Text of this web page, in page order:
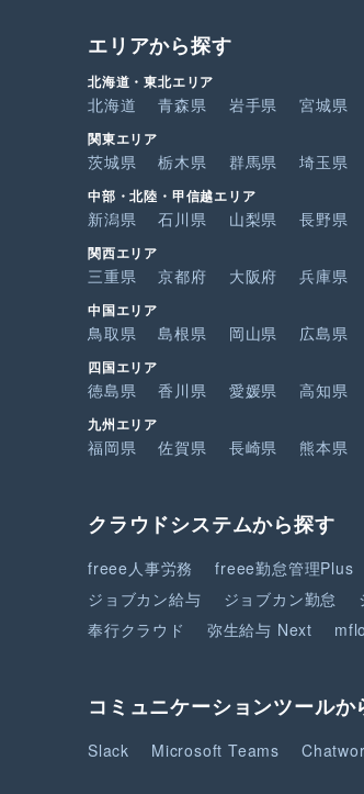
エリアから探す
北海道・東北エリア
北海道 青森県 岩手県 宮城県
関東エリア
茨城県 栃木県 群馬県 埼玉県
中部・北陸・甲信越エリア
新潟県 石川県 山梨県 長野県
関西エリア
三重県 京都府 大阪府 兵庫県
中国エリア
鳥取県 島根県 岡山県 広島県
四国エリア
徳島県 香川県 愛媛県 高知県
九州エリア
福岡県 佐賀県 長崎県 熊本県
クラウドシステムから探す
freee人事労務 freee勤怠管理Plus
ジョブカン給与
ジョブカン勤怠
奉行クラウド
弥生給与 Next
コミュニケーションツールか
Slack Microsoft Teams